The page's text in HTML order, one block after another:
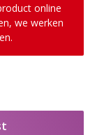
online
we werken